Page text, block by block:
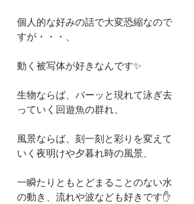
個人的な好みの話で大変恐縮なので
すが・・・、
動く被写体が好きなんです✨️
生物ならば、バーッと現れて泳ぎ去
っていく回遊魚の群れ、
風景ならば、刻一刻と彩りを変えて
いく夜明けや夕暮れ時の風景、
一瞬たりともとどまることのない水
の動き、流れや波なども好きです✋